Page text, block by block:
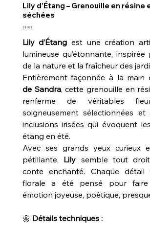
Lily d’Étang – Grenouille en résine
séchées
Prix
28,90 €
Lily d’Étang est une création
lumineuse qu’étonnante,
de la nature et la fraîcheur des
Entièrement façonnée à la main
de Sandra, cette grenouille en
renferme de véritables
soigneusement sélectionnées et
inclusions irisées qui évoquent
étang en été.
Avec ses grands yeux curieux
pétillante, Lily semble tout
conte enchanté. Chaque
florale a été pensé pour
émotion joyeuse, poétique,
🌼 Détails techniques :